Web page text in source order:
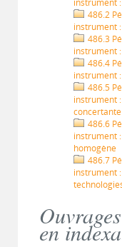
instrument
486.2
instrument
486.3
instrument
486.4
instrument
486.5
instrument
concertante
486.6
instrument
homogène
486.7
instrument
en